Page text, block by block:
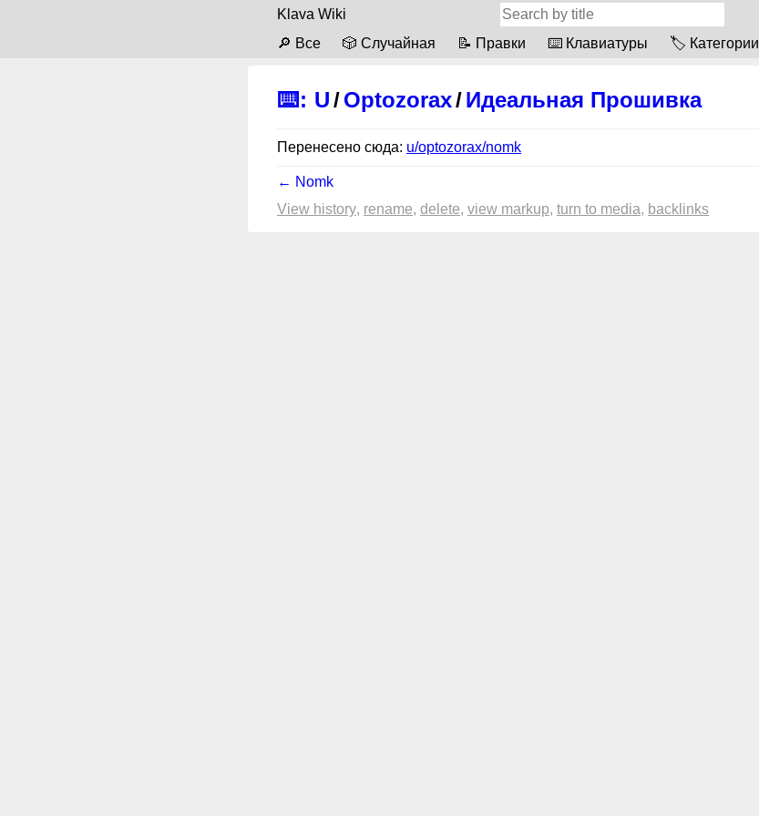
Klava Wiki
🔎 Все
🎲 Случайная 📝 Правки ⌨️ Клавиатуры 🏷 Категории
⌨️: U/Optozorax/Идеальная Прошивка
Перенесено сюда: u/optozorax/nomk
← Nomk
View history rename delete view markup turn to media backlinks